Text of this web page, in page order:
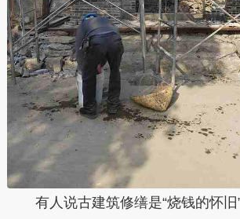
有人说古建筑修缮是“烧钱的怀